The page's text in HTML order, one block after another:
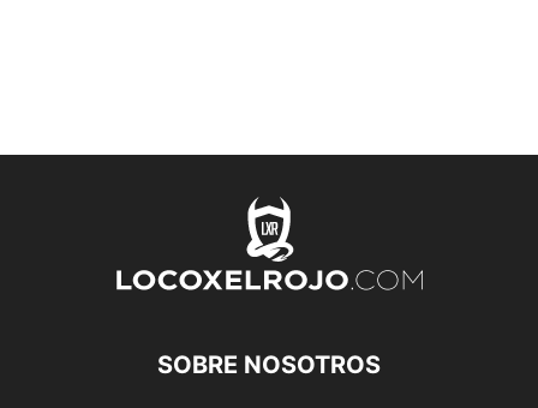
SOBRE NOSOTROS